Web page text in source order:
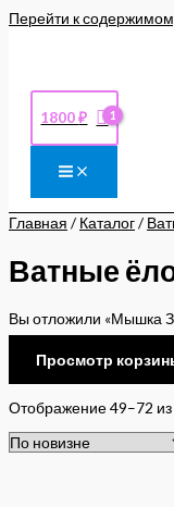
Перейти к
1800₽
Главная / Каталог/
Ватные
Вы отложили «Мышка
Просмотр
Отображение 49–72